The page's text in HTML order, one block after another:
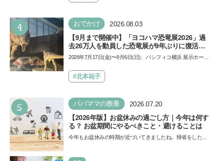
4 おでかけ 2026.08.03
【9月まで開催中】「ヨコハマ恐竜展2026」過
去26万人を動員した恐竜展が9年ぶりに復活！
夏休みのおでかけで楽しむポイントを完全ガイ
2026年7月17日(金)〜9月6日(日)、パシフィコ横浜 展示ホール
催…#北本祐子
5 パパママの教養 2026.07.20
【2026年版】お盆休みの過ごし方｜今年は何す
る？ お盆期間にやるべきこと・避けることは
今年もお盆休みの時期が近づいてきましたね。帰省をした